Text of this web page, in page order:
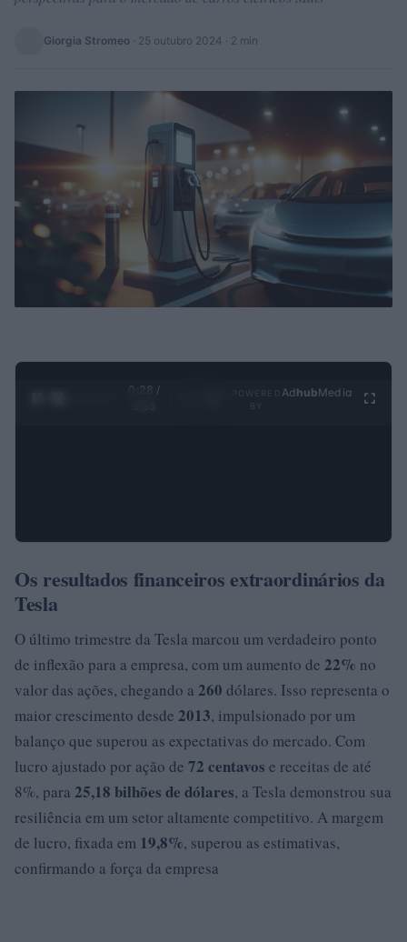
Giorgia Stromeo · 25 outubro 2024 · 2 min
0:29 /
Ad hubMedia
Os resultados financeiros extraordinários da
Tesla
O último trimestre da Tesla marcou um verdadeiro ponto
de inflexão para a empresa, com um aumento de 22% no
valor das ações, chegando a 260 dólares. Isso representa o
maior crescimento desde 2013, impulsionado por um
balanço que superou as expectativas do mercado. Com
lucro ajustado por ação de 72 centavos e receitas de até
8%, para 25,18 bilhões de dólares, a Tesla demonstrou sua
resiliência em um setor altamente competitivo. A margem
de lucro, fixada em 19,8%, superou as estimativas,
confirmando a força da empresa